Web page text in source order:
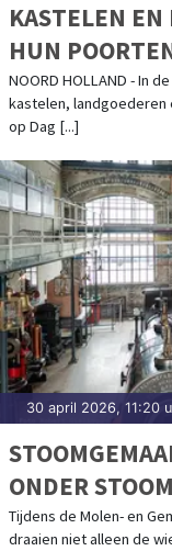
KASTELEN
HUN
KASTEEL IN
NOORD HOLLAND - In
kastelen, landgoederen
op Dag [...]
30 april 2026, 11:20
ONDER
Tijdens de Molen- en
draaien niet alleen de